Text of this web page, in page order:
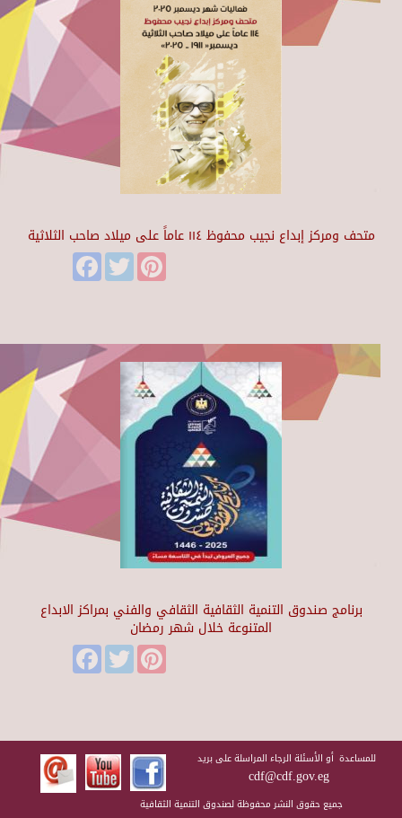
متحف ومركز إبداع نجيب محفوظ ١١٤ عاماً على ميلاد صاحب الثلاثية
FacebookTwitter
برنامج صندوق التنمية الثقافية الثقافي والفني بمراكز الابداع
المتنوعة خلال شهر رمضان
FacebookTwitter
للمساعدة أو الأسئلة الرجاء المراسلة على بريد
cdf@cdf.gov.eg
جميع حقوق النشر محفوظة لصندوق التنمية الثقافية